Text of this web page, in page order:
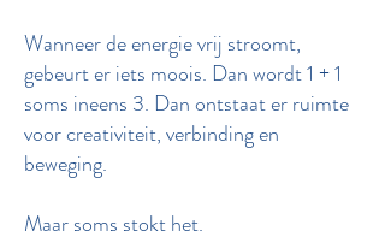
Wanneer de energie vrij stroomt,
gebeurt er iets moois. Dan wordt 1 + 1
soms ineens 3. Dan ontstaat er ruimte
voor creativiteit, verbinding en
beweging.
Maar soms stokt het.